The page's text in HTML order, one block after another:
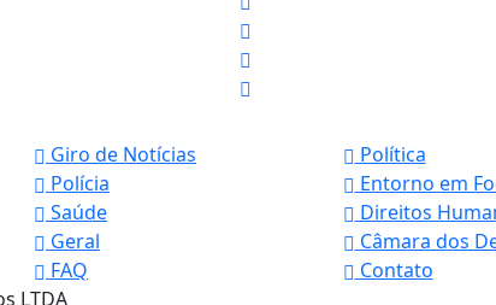
Giro de Notícias
Política
Polícia
Entorno em
Saúde
Direitos
Geral
Câmara dos
FAQ Contato
LTDA
de navegação. Ao continuar o acesso,
AQUI